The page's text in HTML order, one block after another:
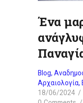
Ένα
Blog,
Αρχαιολογία,
18/06/2024
πραγματοποίηση
ραντεβού μας για
ιστορίες, νέες
στον μαγικό κόσμο
Καλό καλοκαίρι σε